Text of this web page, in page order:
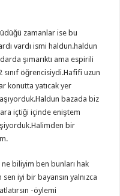
zamanlar ise bu
vardı ismi haldun.haldun
şımarıktı ama espirili
öğrencisiydi.Hafifi uzun
konutta yatıcak yer
bazada biz
içtiği içinde eniştem
bir
biliyim ben bunları hak
iyi bir bayansın yalnızca
-öylemi